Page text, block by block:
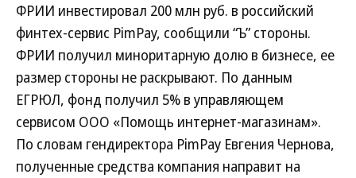
ФРИИ инвестировал 200 млн руб. в российский
финтех-сервис PimPay, сообщили “Ъ” стороны.
ФРИИ получил миноритарную долю в бизнесе, ее
размер стороны не раскрывают. По данным
ЕГРЮЛ, фонд получил 5% в управляющем
сервисом ООО «Помощь интернет-магазинам».
По словам гендиректора PimPay Евгения Чернова,
полученные средства компания направит на